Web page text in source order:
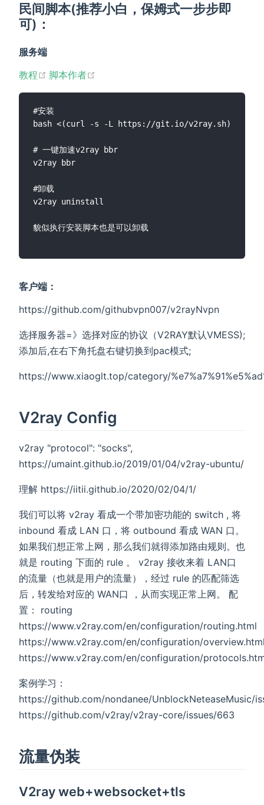
民间脚本(推荐小白，保姆式一步步即
可)：
服务端
教程
(opens new window)
脚本作者
#安装
bash <(curl -s -L https://git.io/v2ray.sh)
# 一键加速v2ray bbr
v2ray bbr
#卸载
v2ray uninstall
貌似执行安装脚本也是可以卸载
客户端：
https://github.com/githubvpn007/v2rayNvpn
选择服务器=》选择对应的协议（V2RAY默认VMESS);
添加后,在右下角托盘右键切换到pac模式;
https://www.xiaoglt.top/category/
V2ray Config
v2ray "protocol": "socks",
https://umaint.github.io/2019/01/04/v2ray-ubuntu/
理解 https://iitii.github.io/2020/02/04/1/
我们可以将 v2ray 看成一个带加密功能的 switch , 将
inbound 看成 LAN 口，将 outbound 看成 WAN 口。
如果我们想正常上网，那么我们就得添加路由规则。也
就是 routing 下面的 rule 。 v2ray 接收来着 LAN口
的流量（也就是用户的流量），经过 rule 的匹配筛选
后，转发给对应的 WAN口 ，从而实现正常上网。 配
置： routing
https://www.v2ray.com/en/configuration/routing.html
https://www.v2ray.com/en/configuration/
https://www.v2ray.com/en/configuration/
案例学习：
https://github.com/nondanee/UnblockNeteaseMusic/
https://github.com/v2ray/v2ray-core/issues/663
流量伪装
V2ray web+websocket+tls